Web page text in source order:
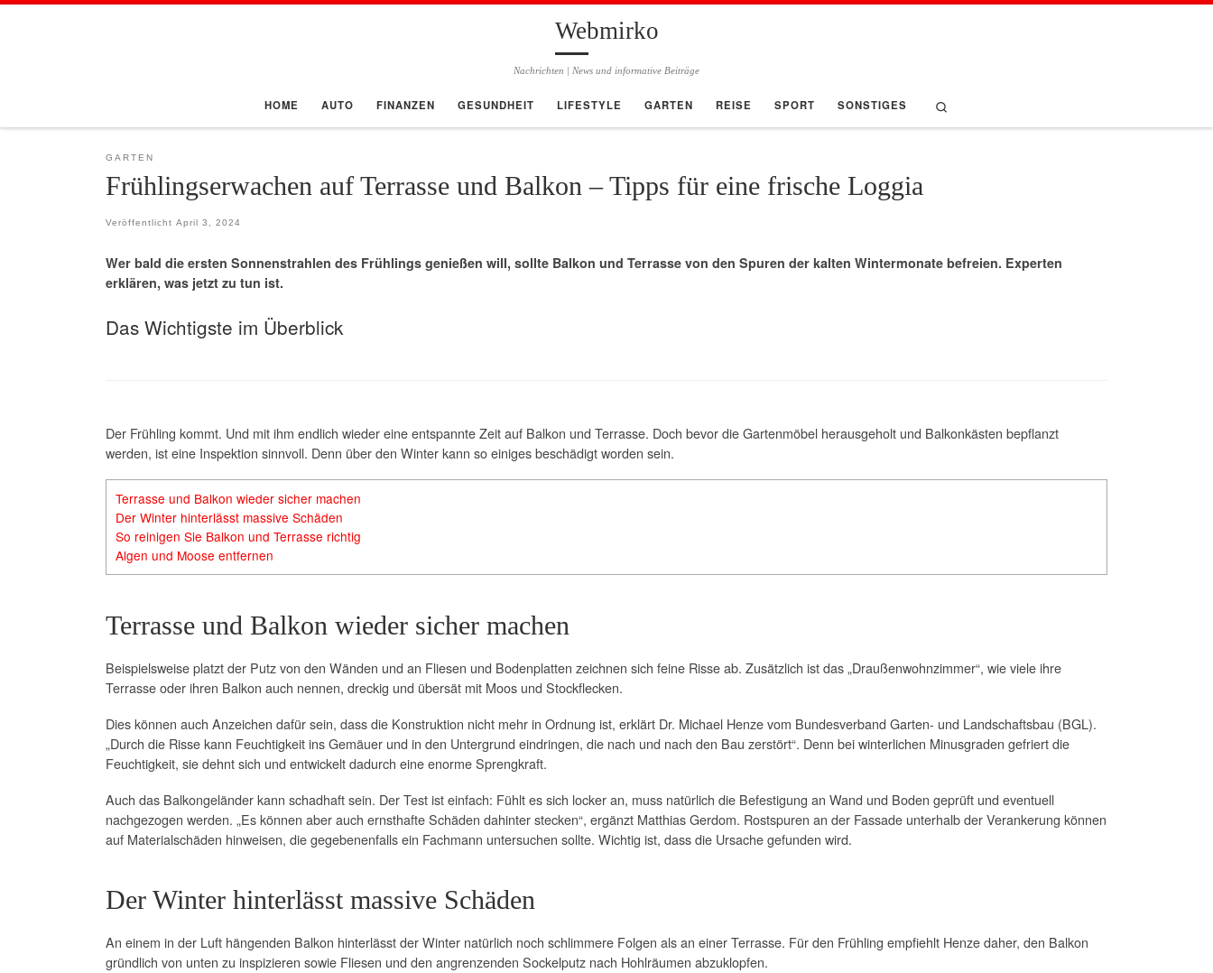
Webmirko
Nachrichten | News und informative Beiträge
HOME AUTO FINANZEN GESUNDHEIT LIFESTYLE GARTEN REISE SPORT SONSTIGES
GARTEN
Frühlingserwachen auf Terrasse und Balkon – Tipps für eine frische Loggia
Veröffentlicht April 3, 2024
Wer bald die ersten Sonnenstrahlen des Frühlings genießen will, sollte Balkon und Terrasse von den Spuren der kalten Wintermonate befreien. Experten
erklären, was jetzt zu tun ist.
Das Wichtigste im Überblick
Der Frühling kommt. Und mit ihm endlich wieder eine entspannte Zeit auf Balkon und Terrasse. Doch bevor die Gartenmöbel herausgeholt und Balkonkästen bepflanzt
werden, ist eine Inspektion sinnvoll. Denn über den Winter kann so einiges beschädigt worden sein.
Terrasse und Balkon wieder sicher machen
Der Winter hinterlässt massive Schäden
So reinigen Sie Balkon und Terrasse richtig
Algen und Moose entfernen
Terrasse und Balkon wieder sicher machen
Beispielsweise platzt der Putz von den Wänden und an Fliesen und Bodenplatten zeichnen sich feine Risse ab. Zusätzlich ist das „Draußenwohnzimmer“, wie viele ihre
Terrasse oder ihren Balkon auch nennen, dreckig und übersät mit Moos und Stockflecken.
Dies können auch Anzeichen dafür sein, dass die Konstruktion nicht mehr in Ordnung ist, erklärt Dr. Michael Henze vom Bundesverband Garten- und Landschaftsbau (BGL).
„Durch die Risse kann Feuchtigkeit ins Gemäuer und in den Untergrund eindringen, die nach und nach den Bau zerstört“. Denn bei winterlichen Minusgraden gefriert die
Feuchtigkeit, sie dehnt sich und entwickelt dadurch eine enorme Sprengkraft.
Auch das Balkongeländer kann schadhaft sein. Der Test ist einfach: Fühlt es sich locker an, muss natürlich die Befestigung an Wand und Boden geprüft und eventuell
nachgezogen werden. „Es können aber auch ernsthafte Schäden dahinter stecken“, ergänzt Matthias Gerdom. Rostspuren an der Fassade unterhalb der Verankerung können
auf Materialschäden hinweisen, die gegebenenfalls ein Fachmann untersuchen sollte. Wichtig ist, dass die Ursache gefunden wird.
Der Winter hinterlässt massive Schäden
An einem in der Luft hängenden Balkon hinterlässt der Winter natürlich noch schlimmere Folgen als an einer Terrasse. Für den Frühling empfiehlt Henze daher, den Balkon
gründlich von unten zu inspizieren sowie Fliesen und den angrenzenden Sockelputz nach Hohlräumen abzuklopfen.